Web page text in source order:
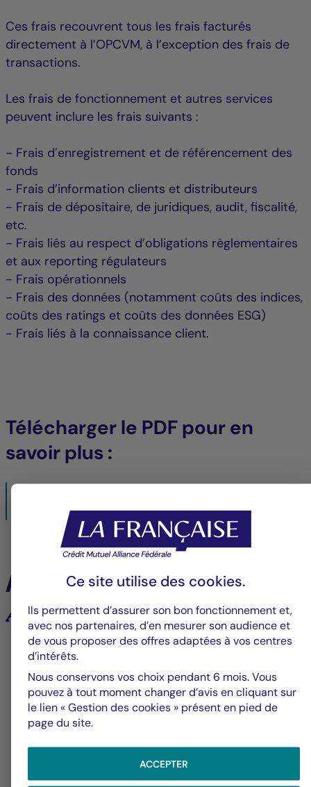
Ces frais recouvrent tous les frais facturés
directement à l’OPCVM, à l’exception des frais de
transactions.
Les frais de fonctionnement et autres services
peuvent inclure les frais suivants :
- Frais d’enregistrement et de référencement des
fonds
- Frais d’information clients et distributeurs
- Frais de dépositaire, de juridiques, audit, fiscalité,
etc.
- Frais liés au respect d’obligations règlementaires
et aux reporting régulateurs
- Frais opérationnels
- Frais des données (notamment coûts des indices,
coûts des ratings et coûts des données ESG)
- Frais liés à la connaissance client.
Télécharger le PDF pour en
savoir plus :
25/11/2025- PDF259 Ko
À la une
Analyses et tendances des marchés
Groupe La Française
Alerte fraude – Restez vigilants
Ce site utilise des cookies.
Ils permettent d’assurer son bon fonctionnement et,
avec nos partenaires, d’en mesurer son audience et
de vous proposer des offres adaptées à vos centres
d’intérêts.
Nous conservons vos choix pendant 6 mois. Vous
pouvez à tout moment changer d’avis en cliquant sur
le lien « Gestion des cookies » présent en pied de
page du site.
ACCEPTER